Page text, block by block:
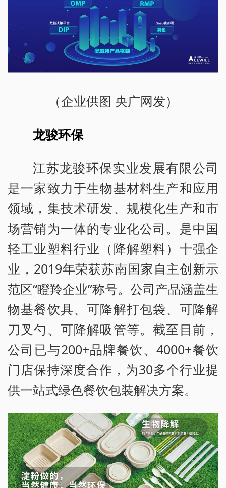
（企业供图 央广网发）
龙骏环保
江苏龙骏环保实业发展有限公司
是一家致力于生物基材料生产和应用
领域，集技术研发、规模化生产和市
场营销为一体的专业化公司。是中国
轻工业塑料行业（降解塑料）十强企
业，2019年荣获苏南国家自主创新示
范区“瞪羚企业”称号。公司产品涵盖生
物基餐饮具、可降解打包袋、可降解
刀叉勺、可降解吸管等。截至目前，
公司已与200+品牌餐饮、4000+餐饮
门店保持深度合作，为30多个行业提
供一站式绿色餐饮包装解决方案。